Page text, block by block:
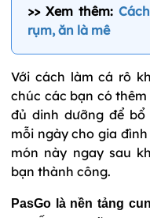
>> Xem thêm:
rụm, ăn là mê
Với cách làm cá rô
chúc các bạn có
đủ dinh dưỡng để
mỗi ngày cho gia
món này ngay sau
bạn thành công.
PasGo là nền tảng